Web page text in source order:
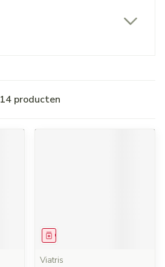
14producten
Geneesmiddel
Viatris